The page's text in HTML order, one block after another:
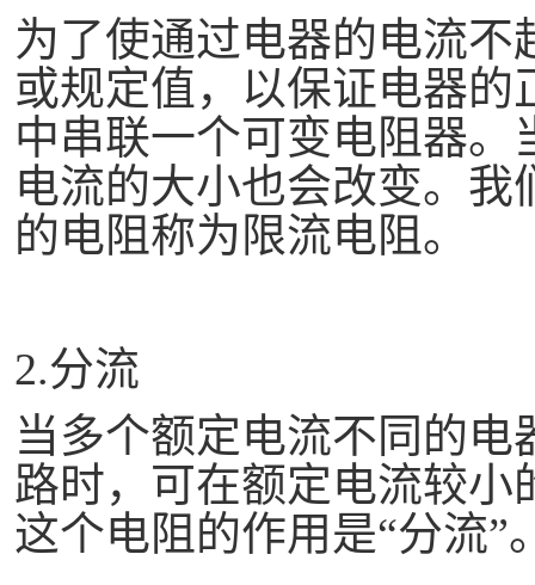
为了使通过电器的电流
或规定值，以保证电器
中串联一个可变电阻器
电流的大小也会改变。
的电阻称为限流电阻。
2.分流
当多个额定电流不同的
路时，可在额定电流较
这个电阻的作用是“分流”